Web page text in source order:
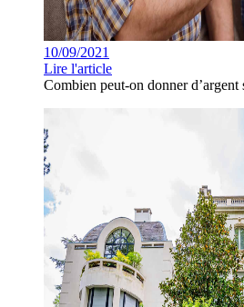
10/09/2021
Lire l'article
Combien peut-on donner d’argent